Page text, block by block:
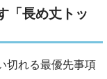
「長め丈トッ
切れる最優先事項